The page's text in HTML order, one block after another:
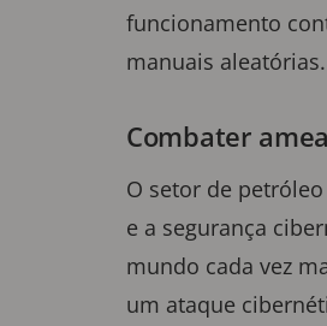
funcionamento
manuais
Combater
O setor de
e a segurança
mundo cada vez
um ataque